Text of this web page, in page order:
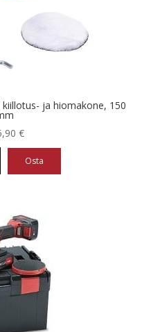
ja hiomakone, 150
€
Osta